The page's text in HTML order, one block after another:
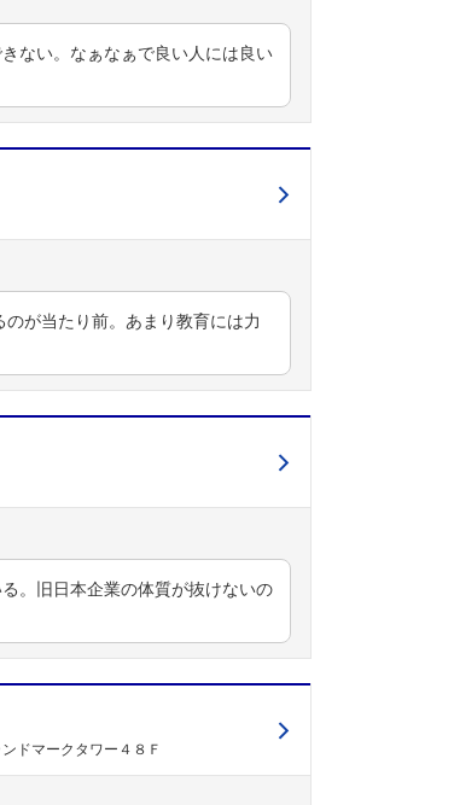
ない。なぁなぁで良い人には良い
が当たり前。あまり教育には力
。旧日本企業の体質が抜けないの
ドマークタワー４８Ｆ